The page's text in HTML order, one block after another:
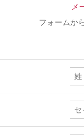
メ
フォームか